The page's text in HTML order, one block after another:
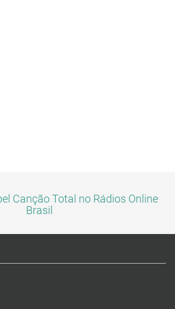
Canção Total no Rádios Online
Brasil